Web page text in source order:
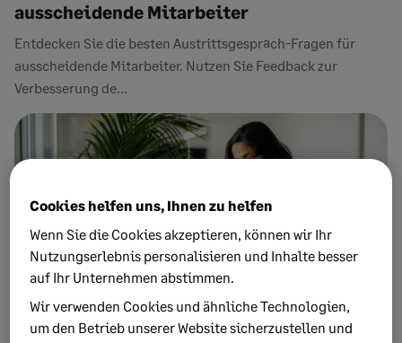
ausscheidende Mitarbeiter
Entdecken Sie die besten Austrittsgespräch-Fragen für
ausscheidende Mitarbeiter. Nutzen Sie Feedback zur
Verbesserung de...
Cookies helfen uns, Ihnen zu helfen
Wenn Sie die Cookies akzeptieren, können wir Ihr
Nutzungserlebnis personalisieren und Inhalte besser
auf Ihr Unternehmen abstimmen.
Wir verwenden Cookies und ähnliche Technologien,
um den Betrieb unserer Website sicherzustellen und